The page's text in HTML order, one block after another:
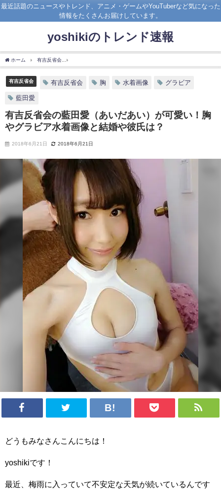
最近話題のニュースやトレンド、アニメ・ゲームやYouTuberなど気になった
情報をたくさんお届けしています。
yoshikiのトレンド速報
ホーム 有吉反省会
有吉反省会 有吉反省会 胸 水着画像 グラビア
藍田愛
有吉反省会の藍田愛（あいだあい）が可愛い！胸
やグラビア水着画像と結婚や彼氏は？
2018年6月21日 2018年6月21日
どうもみなさんこんにちは！
yoshikiです！
最近、梅雨に入っていて不安定な天気が続いているんです